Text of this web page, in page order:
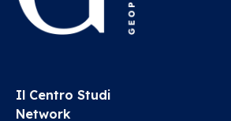
Il Centro Studi
Network